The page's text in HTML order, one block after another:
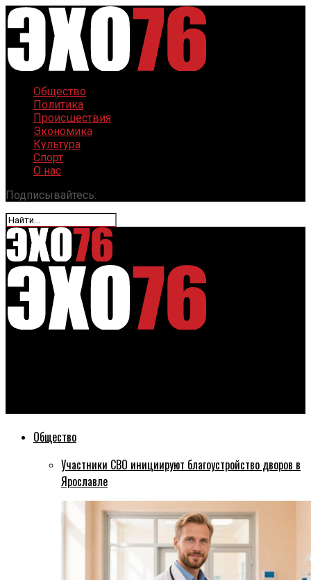
Общество
Политика
Происшествия
Экономика
Культура
Спорт
О нас
Подписывайтесь:
Общество
Участники СВО инициируют благоустройство дворов в
Ярославле